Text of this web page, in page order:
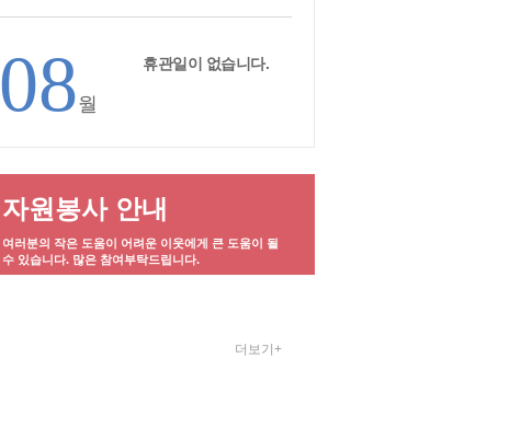
08월
휴관일이 없습니다.
자원봉사 안내
여러분의 작은 도움이 어려운 이웃에게 큰 도움이 될
수 있습니다. 많은 참여부탁드립니다.
더보기+